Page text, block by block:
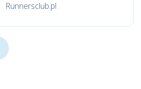
Runnersclub.pl